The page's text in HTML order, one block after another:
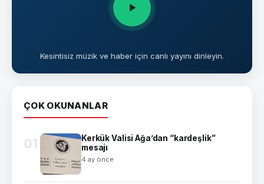
Kesintisiz müzik ve haber için canlı yayını dinleyin.
ÇOK OKUNANLAR
01
Kerkük Valisi Ağa’dan “kardeşlik”
mesajı
4 ay önce